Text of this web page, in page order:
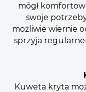
mógł
swoje
możliwie wiernie
sprzyja
Kuweta kryta